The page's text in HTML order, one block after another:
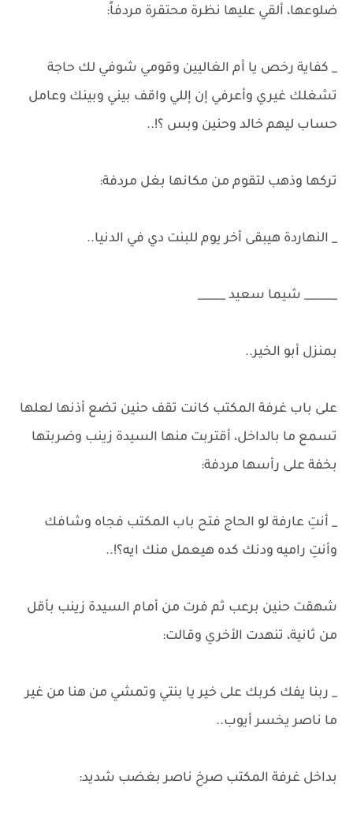
ضلوعها، ألقي عليها نظرة محتقرة مردفاً:
_ كفاية رخص يا أم الغاليين وقومي شوفي لك حاجة
تشغلك غيري وأعرفي إن إللي واقف بيني وبينك وعامل
حساب ليهم خالد وحنين وبس ؟!..
تركها وذهب لتقوم من مكانها بغل مردفة:
_ النهاردة هيبقى أخر يوم للبنت دي في الدنيا..
______ شيما سعيد _____
بمنزل أبو الخير..
على باب غرفة المكتب كانت تقف حنين تضع أذنها لعلها
تسمع ما بالداخل، أقتربت منها السيدة زينب وضربتها
بخفة على رأسها مردفة:
_ أنتِ عارفة لو الحاج فتح باب المكتب فجاه وشافك
وأنتِ راميه ودنك كده هيعمل منك ايه؟!..
شهقت حنين برعب ثم فرت من أمام السيدة زينب بأقل
من ثانية، تنهدت الأخري وقالت:
_ ربنا يفك كربك على خير يا بنتي وتمشي من هنا من غير
ما ناصر يخسر أيوب..
بداخل غرفة المكتب صرخ ناصر بغضب شديد: